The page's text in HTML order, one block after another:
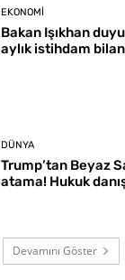
EKONOMI
Bakan Işıkhan
aylık istihdam
DÜNYA
Trump’tan Beyaz
atama! Hukuk
Devamını Göster